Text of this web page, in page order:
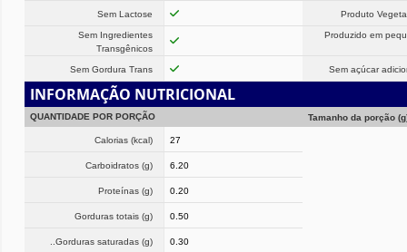
Sem Lactose Produto
Sem Ingredientes
Transgênicos
Produzido em
Sem Gordura Trans Sem açúcar
INFORMAÇÃO NUTRICIONAL
QUANTIDADE POR PORÇÃO Tamanho da porção
Calorias (kcal) 27
Carboidratos (g) 6.20
Proteínas (g) 0.20
Gorduras totais (g) 0.50
..Gorduras saturadas (g) 0.30